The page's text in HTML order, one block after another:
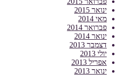
ינואר 2015
מאי 2014
פברואר 2014
ינואר 2014
דצמבר 2013
יולי 2013
אפריל 2013
ינואר 2013